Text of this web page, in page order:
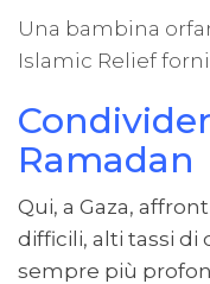
Una bambina
Islamic Relief
Ramadan
Qui, a Gaza,
difficili, alti tassi di
sempre più